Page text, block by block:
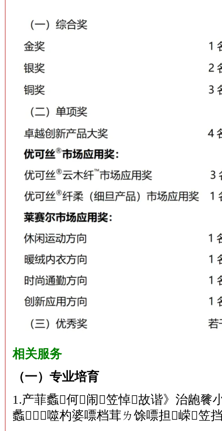
相关服务
（一）专业培育
1.产菲蠡何闹笠悼故谐》治龅
蠡⑸噬杓婆嘌档茸ㄌ馀嘌担嵘笠